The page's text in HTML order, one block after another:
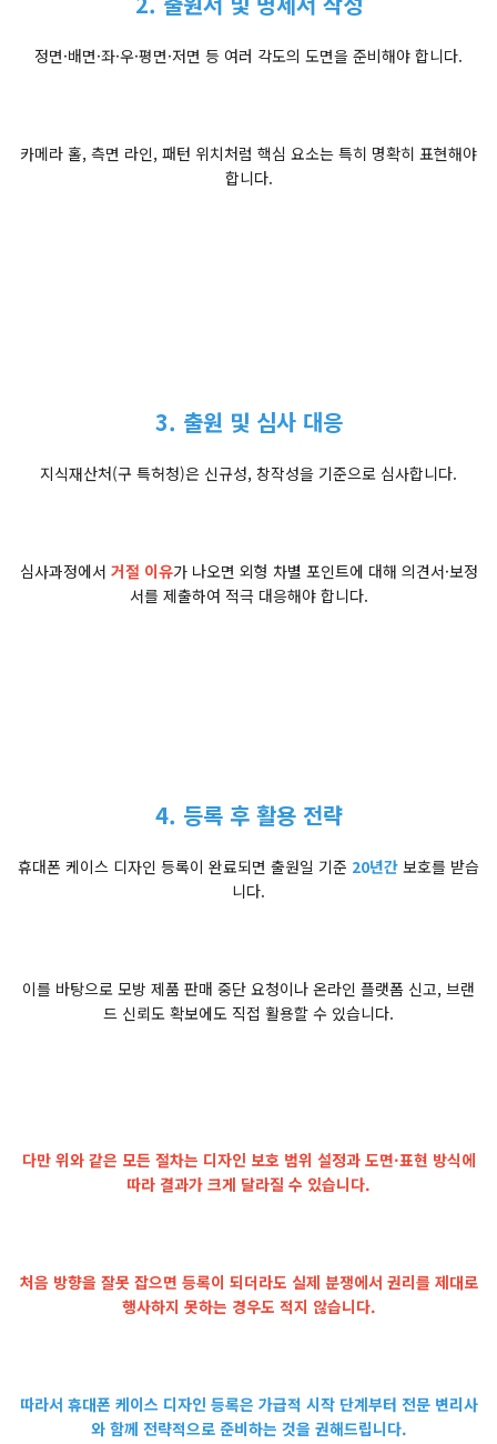
정면·배면·좌·우·평면·저면 등 여러 각도의 도면을 준비해야 합니다.
카메라 홀, 측면 라인, 패턴 위치처럼 핵심 요소는 특히 명확히 표현해야
합니다.
3. 출원 및 심사 대응
지식재산처(구 특허청)은 신규성, 창작성을 기준으로 심사합니다.
심사과정에서 거절 이유가 나오면 외형 차별 포인트에 대해 의견서·보정
서를 제출하여 적극 대응해야 합니다.
4. 등록 후 활용 전략
휴대폰 케이스 디자인 등록이 완료되면 출원일 기준 20년간 보호를 받습
니다.
이를 바탕으로 모방 제품 판매 중단 요청이나 온라인 플랫폼 신고, 브랜
드 신뢰도 확보에도 직접 활용할 수 있습니다.
다만 위와 같은 모든 절차는 디자인 보호 범위 설정과 도면·표현 방식에
따라 결과가 크게 달라질 수 있습니다.
처음 방향을 잘못 잡으면 등록이 되더라도 실제 분쟁에서 권리를 제대로
행사하지 못하는 경우도 적지 않습니다.
따라서 휴대폰 케이스 디자인 등록은 가급적 시작 단계부터 전문 변리사
와 함께 전략적으로 준비하는 것을 권해드립니다.